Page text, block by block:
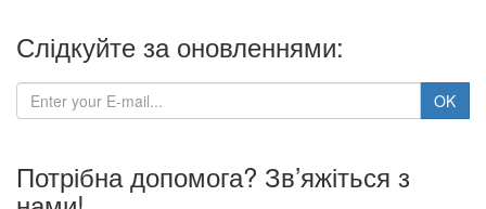
Слідкуйте за оновленнями:
Потрібна допомога? Зв’яжіться з